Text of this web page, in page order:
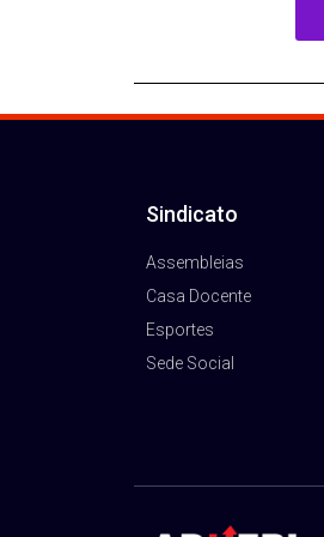
Sindicato
Assembleias
Casa Docente
Esportes
Sede Social